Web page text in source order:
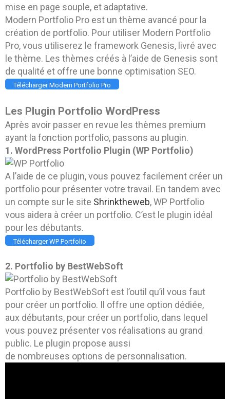
mise en page souple, et adaptative.
Modern Portfolio Pro est un thème avancé pour la
création de portfolio. Pour utiliser Modern Portfolio
Pro, vous utiliserez le framework Genesis, livré avec
le thème. Les thèmes créés à l’aide de Genesis sont
de qualité et offre une bonne optimisation SEO.
Télécharger Modern Portfolio Pro
Les Plugin Portfolio WordPress
Après avoir passer en revue les thèmes premium
ayant la fonction portfolio, passons au plugin.
1. WordPress Portfolio Plugin (WP Portfolio)
A l’aide de ce plugin, vous pouvez facilement créer un
portfolio pour présenter votre travail. En tandem avec
un compte sur le site Shrinktheweb, WP Portfolio
vous aidera à créer un portfolio. C’est le plugin idéal
pour les débutants.
Télécharger WP Portfolio
2. Portfolio by BestWebSoft
Portfolio by BestWebSoft est l’outil qu’il vous faut
pour créer un portfolio. Il offre une option dédiée,
aux débutants, pour créer un portfolio, dans lequel
vous pouvez présenter vos réalisations au grand
public. Le plugin propose aussi
de nombreuses options de personnalisation.